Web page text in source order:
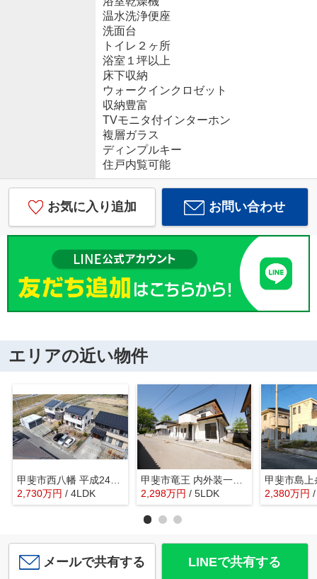
温水洗浄便座
洗面台
トイレ２ヶ所
浴室１坪以上
床下収納
ウォークインクロゼット
収納豊富
TVモニタ付インターホン
複層ガラス
ディンプルキー
住戸内覧可能
お気に入り追加 お問い合わせ
エリアの近い物件
甲斐市西八幡 平成24年築積水ハウス施工の中古住宅 南道路
2,730万円 / 4LDK
甲斐市竜王 内外装一新 南道路 敷地74坪 車5台
2,298万円 / 5LDK 2,380万円
メールで共有する LINEで共有する